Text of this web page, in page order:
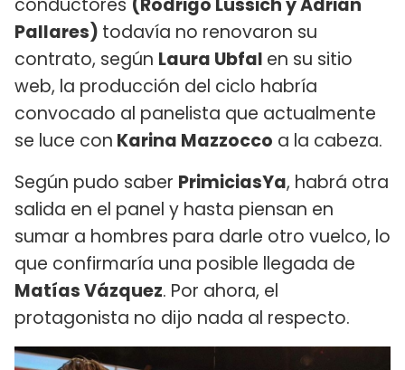
Pallares) todavía no renovaron su
contrato, según Laura Ubfal en su sitio
web, la producción del ciclo habría
convocado al panelista que actualmente
se luce con Karina Mazzocco a la cabeza.
Según pudo saber PrimiciasYa, habrá otra
salida en el panel y hasta piensan en
sumar a hombres para darle otro vuelco, lo
que confirmaría una posible llegada de
Matías Vázquez. Por ahora, el
protagonista no dijo nada al respecto.